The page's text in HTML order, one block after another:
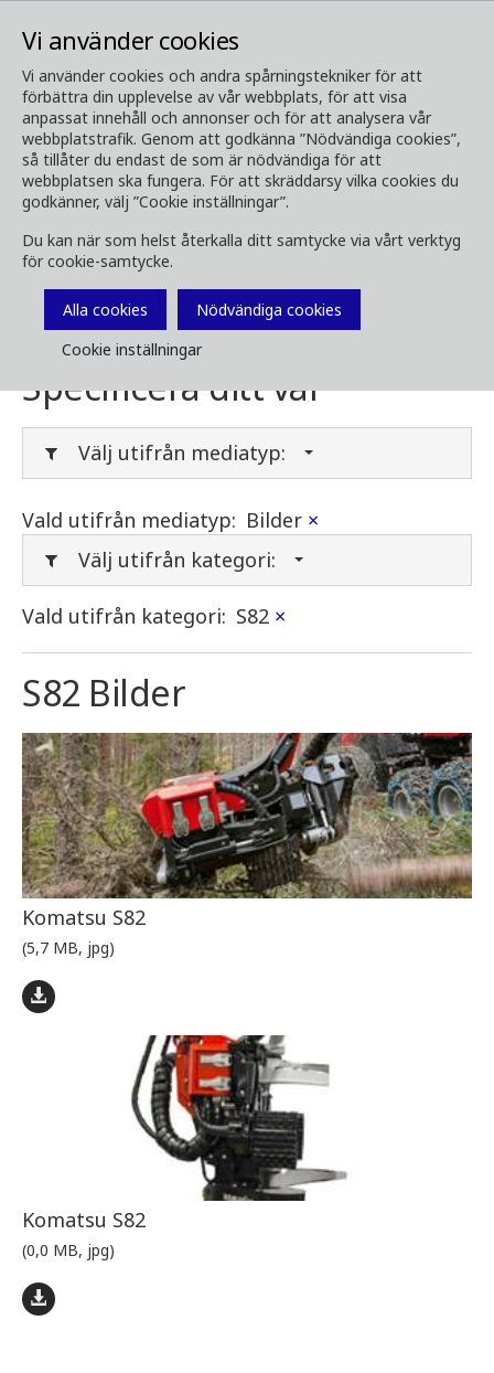
Vi använder cookies
Vi använder cookies och andra spårningstekniker för att
förbättra din upplevelse av vår webbplats, för att visa
anpassat innehåll och annonser och för att analysera vår
webbplatstrafik. Genom att godkänna ”Nödvändiga cookies”,
så tillåter du endast de som är nödvändiga för att
webbplatsen ska fungera. För att skräddarsy vilka cookies du
godkänner, välj ”Cookie inställningar”.
Du kan när som helst återkalla ditt samtycke via vårt verktyg
för cookie-samtycke.
Alla cookies
Nödvändiga cookies
Cookie inställningar
Media Ladda ner media
Ladda ner media
Här kan du ladda ner broschyrer, bilder, videor,
kundtidningar och annan media. Filtrera på
typ eller kategori i menyerna nedan.
Specificera ditt val
Välj utifrån mediatyp:
Vald utifrån mediatyp: Bilder ×
Välj utifrån kategori:
Vald utifrån kategori: S82 ×
S82 Bilder
Komatsu S82
(5,7 MB, jpg)
Komatsu S82
(0,0 MB, jpg)